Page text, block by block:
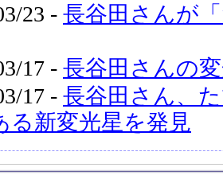
23 - 長谷田さんが
17 - 長谷田さんの
17 - 長谷田さん、
る新変光星を発見